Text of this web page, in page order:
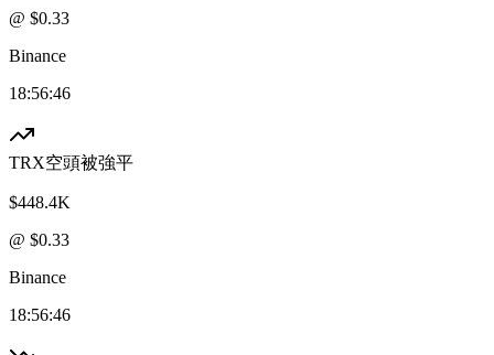
@ $0.33
Binance
18:56:46
TRX空頭被強平
$448.4K
@ $0.33
Binance
18:56:46